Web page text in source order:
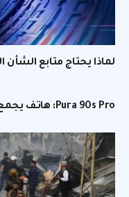
لماذا يحتاج متابع الشأن
Pura 90s Pro: هاتف يجمع التصوير الفائق والبطارية الطويلة